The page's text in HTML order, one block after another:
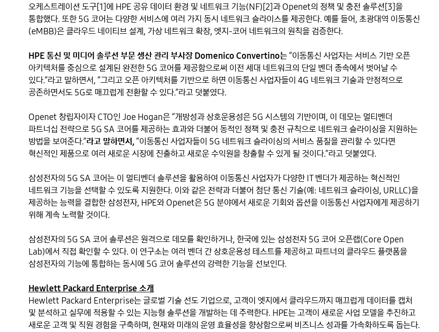
오케스트레이션 도구[1]에 HPE 공유 데이터 환경 및 네트워크 기능(NF)[2]과 Openet의 정책 및 충전 솔루션[3]을
통합했다. 또한 5G 코어는 다양한 서비스에 여러 가지 동시 네트워크 슬라이스를 제공한다. 예를 들어, 초광대역 이동통신
(eMBB)은 클라우드 네이티브 설계, 가상 네트워크 확장, 엣지-코어 네트워크의 원칙을 검증한다.
HPE 통신 및 미디어 솔루션 부문 생산 관리 부사장 Domenico Convertino는 “이동통신 사업자는 서비스 기반 오픈
아키텍처를 중심으로 설계된 완전한 5G 코어를 제공함으로써 이전 세대 네트워크의 단일 벤더 종속에서 벗어날 수
있다.”라고 말하면서, “그리고 오픈 아키텍처를 기반으로 하면 이동통신 사업자들이 4G 네트워크 기술과 안정적으로
공존하면서도 5G로 매끄럽게 전환할 수 있다.”라고 덧붙였다.
Openet 창립자이자 CTO인 Joe Hogan은 “개방성과 상호운용성은 5G 시스템의 기반이며, 이 데모는 멀티벤더
파트너십 전략으로 5G SA 코어를 제공하는 효과와 더불어 동적인 정책 및 충전 규칙으로 네트워크 슬라이싱을 지원하는
방법을 보여준다.”라고 말하면서, “이동통신 사업자들이 5G 네트워크 슬라이싱의 서비스 품질을 관리할 수 있다면
혁신적인 제품으로 여러 새로운 시장에 진출하고 새로운 수익원을 창출할 수 있게 될 것이다.”라고 덧붙였다.
삼성전자의 5G SA 코어는 이 멀티벤더 솔루션을 활용하여 이동통신 사업자가 다양한 IT 벤더가 제공하는 혁신적인
네트워크 기능을 선택할 수 있도록 지원한다. 이와 같은 전략과 더불어 첨단 통신 기술(예: 네트워크 슬라이싱, URLLC)을
제공하는 능력을 결합한 삼성전자, HPE와 Openet은 5G 분야에서 새로운 기회와 옵션을 이동통신 사업자에게 제공하기
위해 계속 노력할 것이다.
삼성전자의 5G SA 코어 솔루션은 원격으로 데모를 확인하거나, 한국에 있는 삼성전자 5G 코어 오픈랩(Core Open
Lab)에서 직접 확인할 수 있다. 이 연구소는 여러 벤더 간 상호운용성 테스트를 제공하고 파트너의 클라우드 플랫폼을
삼성전자의 기능에 통합하는 동시에 5G 코어 솔루션의 강력한 기능을 선보인다.
Hewlett Packard Enterprise 소개
Hewlett Packard Enterprise는 글로벌 기술 선도 기업으로, 고객이 엣지에서 클라우드까지 매끄럽게 데이터를 캡처
및 분석하고 실무에 적용할 수 있는 지능형 솔루션을 개발하는 데 주력한다. HPE는 고객이 새로운 사업 모델을 추진하고
새로운 고객 및 직원 경험을 구축하며, 현재와 미래의 운영 효율성을 향상함으로써 비즈니스 성과를 가속화하도록 돕는다.